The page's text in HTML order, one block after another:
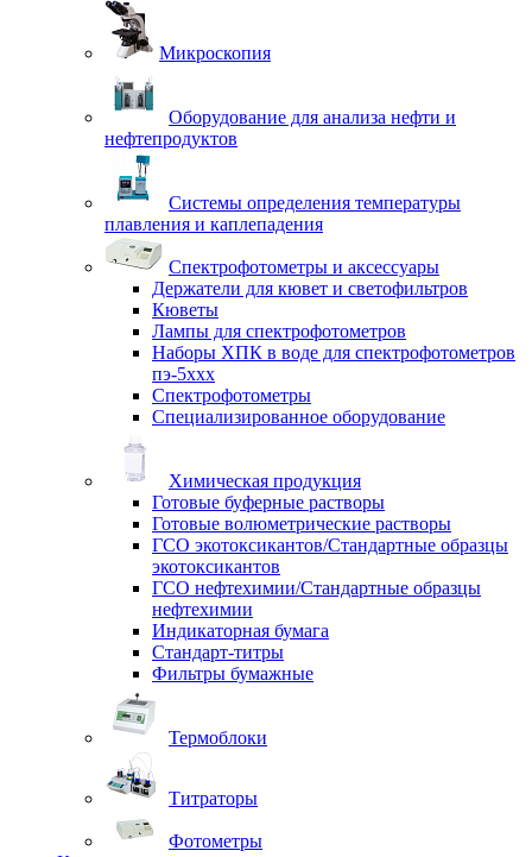
Микроскопия
Оборудование для анализа нефти и
нефтепродуктов
Системы определения температуры
плавления и каплепадения
Спектрофотометры и аксессуары
Держатели для кювет и светофильтров
Кюветы
Лампы для спектрофотометров
Наборы ХПК в воде для спектрофотометров
пэ-5ххх
Спектрофотометры
Специализированное оборудование
Химическая продукция
Готовые буферные растворы
Готовые волюметрические растворы
ГСО экотоксикантов/Стандартные образцы
экотоксикантов
ГСО нефтехимии/Стандартные образцы
нефтехимии
Индикаторная бумага
Стандарт-титры
Фильтры бумажные
Термоблоки
Титраторы
Фотометры